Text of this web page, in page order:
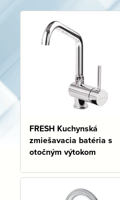
FRESH Kuchynská
zmiešavacia batéria s
otočným výtokom